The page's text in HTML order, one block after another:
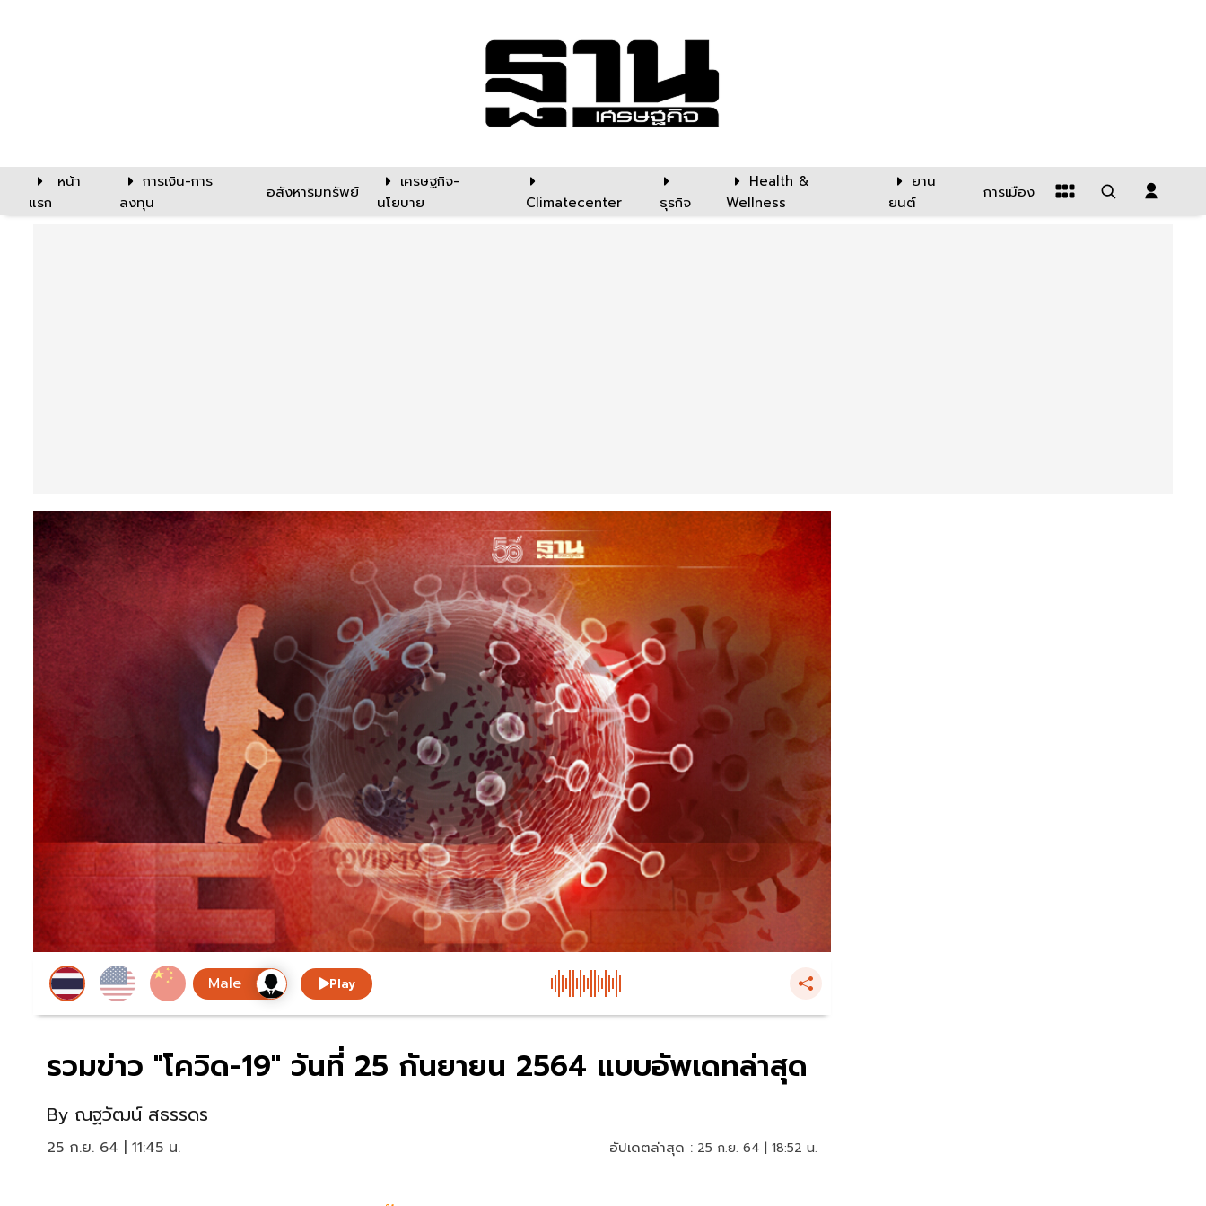
หน้า
แรก
การเงิน-การ
ลงทุน
อสังหาริมทรัพย์
เศรษฐกิจ-
นโยบาย
Climatecenter ธุรกิจ
Health &
Wellness
ยาน
ยนต์
การเมือง
Play
รวมข่าว "โควิด-19" วันที่ 25 กันยายน 2564 แบบอัพเดทล่าสุด
By ณฐวัฒน์ สธรรดร
25 ก.ย. 64 | 11:45 น. อัปเดตล่าสุด : 25 ก.ย. 64 | 18:52 น.